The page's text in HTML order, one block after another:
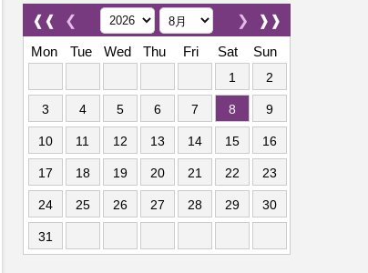
❰❰ ❮ ❱❱
❯
Mon
Tue Wed Thu Fri Sat Sun
1 2
3 4 5 6 7 8 9
10 11 12 13 14 15 16
17 18 19 20 21 22 23
24 25 26 27 28 29 30
31